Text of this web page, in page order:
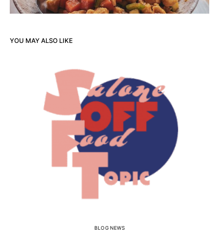
YOU MAY ALSO LIKE
BLOG NEWS